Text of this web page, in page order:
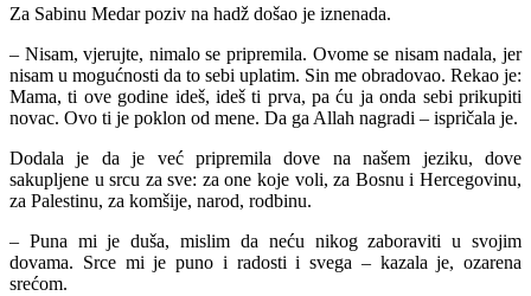
Za Sabinu Medar poziv na hadž došao je iznenada.
– Nisam, vjerujte, nimalo se pripremila. Ovome se nisam nadala, jer
nisam u mogućnosti da to sebi uplatim. Sin me obradovao. Rekao je:
Mama, ti ove godine ideš, ideš ti prva, pa ću ja onda sebi prikupiti
novac. Ovo ti je poklon od mene. Da ga Allah nagradi – ispričala je.
Dodala je da je već pripremila dove na našem jeziku, dove
sakupljene u srcu za sve: za one koje voli, za Bosnu i Hercegovinu,
za Palestinu, za komšije, narod, rodbinu.
– Puna mi je duša, mislim da neću nikog zaboraviti u svojim
dovama. Srce mi je puno i radosti i svega – kazala je, ozarena
srećom.